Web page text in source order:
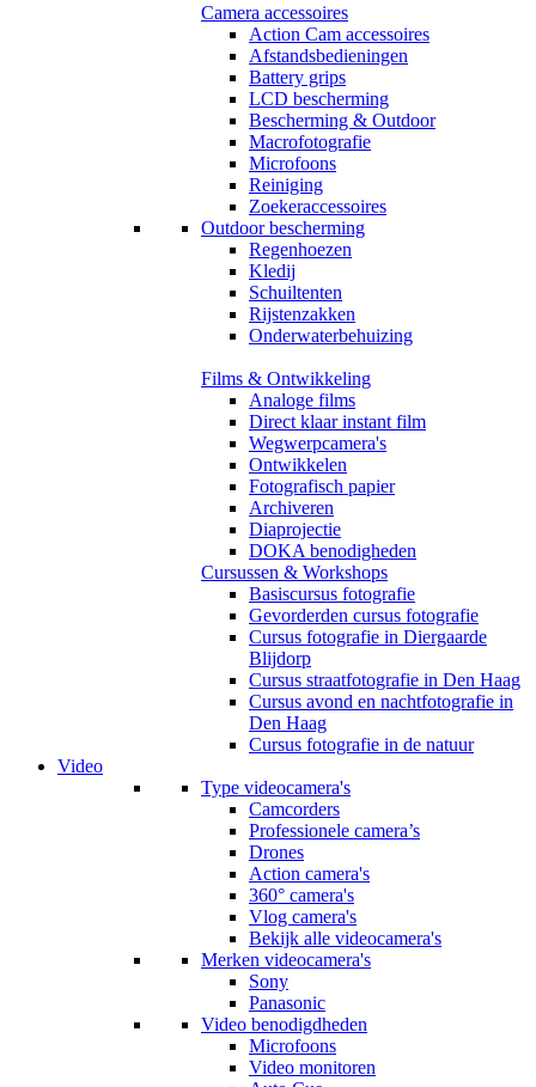
Camera accessoires
Action Cam accessoires
Afstandsbedieningen
Battery grips
LCD bescherming
Bescherming & Outdoor
Macrofotografie
Microfoons
Reiniging
Zoekeraccessoires
Outdoor bescherming
Regenhoezen
Kledij
Schuiltenten
Rijstenzakken
Onderwaterbehuizing
Films & Ontwikkeling
Analoge films
Direct klaar instant film
Wegwerpcamera's
Ontwikkelen
Fotografisch papier
Archiveren
Diaprojectie
DOKA benodigheden
Cursussen & Workshops
Basiscursus fotografie
Gevorderden cursus fotografie
Cursus fotografie in Diergaarde
Blijdorp
Cursus straatfotografie in Den Haag
Cursus avond en nachtfotografie in
Den Haag
Cursus fotografie in de natuur
Video
Type videocamera's
Camcorders
Professionele camera’s
Drones
Action camera's
360° camera's
Vlog camera's
Bekijk alle videocamera's
Merken videocamera's
Sony
Panasonic
Video benodigdheden
Microfoons
Video monitoren